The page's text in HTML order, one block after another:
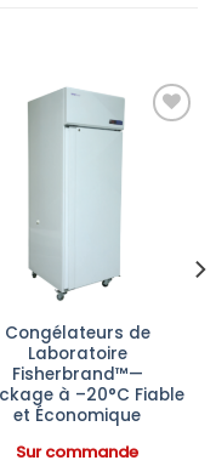
Congélateurs de
Laboratoire
Fisherbrand™—
à –20°C Fiable
et Économique
Sur commande